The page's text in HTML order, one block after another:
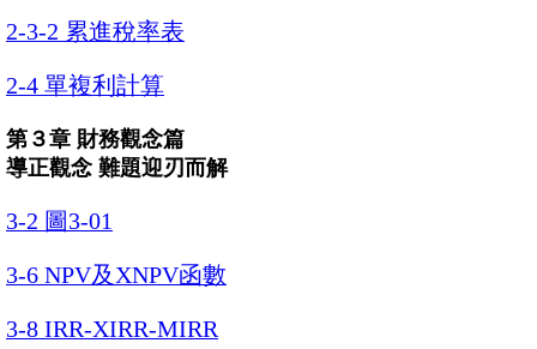
2-3-2 累進稅率表
2-4 單複利計算
第３章 財務觀念篇
導正觀念 難題迎刃而解
3-2 圖3-01
3-6 NPV及XNPV函數
3-8 IRR-XIRR-MIRR